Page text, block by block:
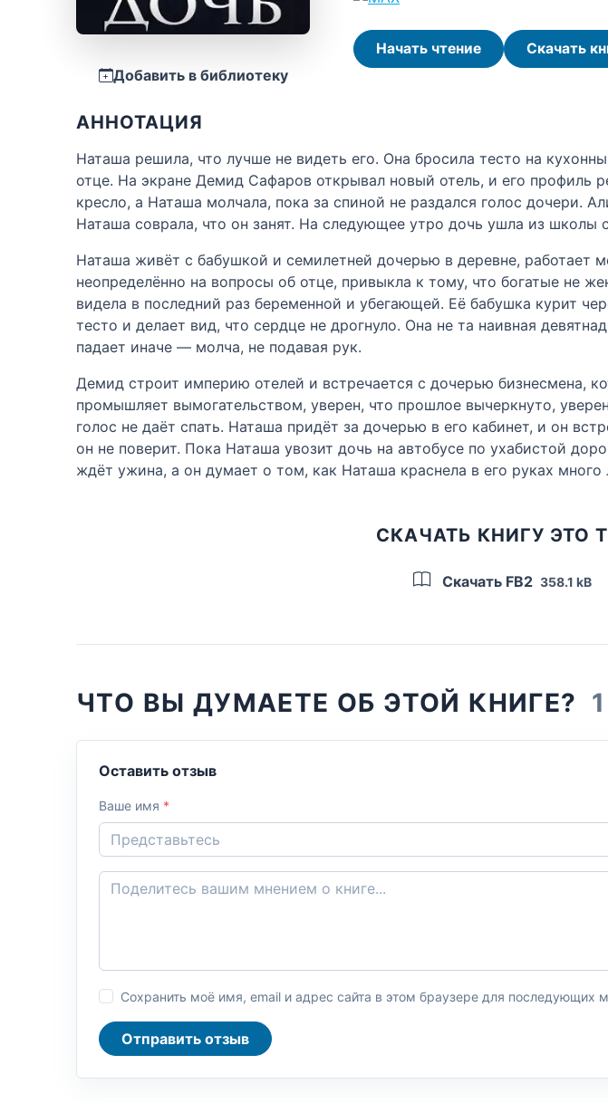
Добавить в библиотеку
Начать чтение Скачать
АННОТАЦИЯ
Наташа решила, что лучше не видеть его. Она бросила тесто на
отце. На экране Демид Сафаров открывал новый отель, и его профиль
кресло, а Наташа молчала, пока за спиной не раздался голос дочери.
Наташа соврала, что он занят. На следующее утро дочь ушла из школы
Наташа живёт с бабушкой и семилетней дочерью в деревне, работает
неопределённо на вопросы об отце, привыкла к тому, что богатые не
видела в последний раз беременной и убегающей. Её бабушка курит
тесто и делает вид, что сердце не дрогнуло. Она не та наивная
падает иначе — молча, не подавая рук.
Демид строит империю отелей и встречается с дочерью бизнесмена,
промышляет вымогательством, уверен, что прошлое вычеркнуто,
голос не даёт спать. Наташа придёт за дочерью в его кабинет, и он
он не поверит. Пока Наташа увозит дочь на автобусе по ухабистой
ждёт ужина, а он думает о том, как Наташа краснела в его руках
СКАЧАТЬ КНИГУ ЭТО
Скачать FB2 358.1 kB
ЧТО ВЫ ДУМАЕТЕ ОБ ЭТОЙ КНИГЕ? 1
Оставить отзыв
Ваше имя *
Сохранить моё имя, email и адрес сайта в этом браузере для последующих
Отправить отзыв